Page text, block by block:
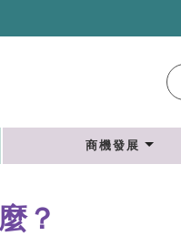
商機發展
？